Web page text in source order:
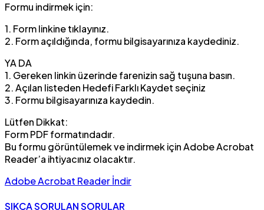
Formu indirmek için:
1. Form linkine tıklayınız.
2. Form açıldığında, formu bilgisayarınıza kaydediniz.
YA DA
1. Gereken linkin üzerinde farenizin sağ tuşuna basın.
2. Açılan listeden Hedefi Farklı Kaydet seçiniz
3. Formu bilgisayarınıza kaydedin.
Lütfen Dikkat:
Form PDF formatındadır.
Bu formu görüntülemek ve indirmek için Adobe Acrobat
Reader’a ihtiyacınız olacaktır.
Adobe Acrobat Reader İndir
SIKÇA SORULAN SORULAR